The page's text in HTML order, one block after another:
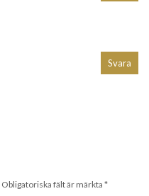
Svara
Obligatoriska fält är märkta *